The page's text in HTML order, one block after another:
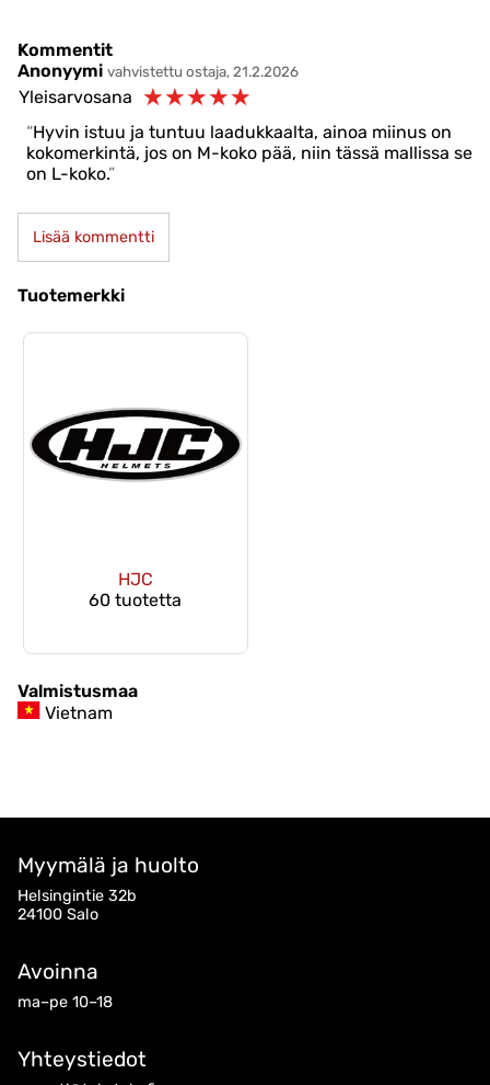
Kommentit
Anonyymi vahvistettu ostaja, 21.2.2026
Yleisarvosana ☆☆☆☆☆
Hyvin istuu ja tuntuu laadukkaalta, ainoa miinus on
kokomerkintä, jos on M-koko pää, niin tässä mallissa se
on L-koko.
Lisää kommentti
Tuotemerkki
HJC
60 tuotetta
Valmistusmaa
Vietnam
Myymälä ja huolto
Helsingintie 32b
24100 Salo
Avoinna
ma–pe 10–18
Yhteystiedot